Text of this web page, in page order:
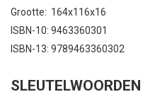
Grootte: 164x116x16
ISBN-10: 9463360301
ISBN-13: 9789463360302
SLEUTELWOORDEN